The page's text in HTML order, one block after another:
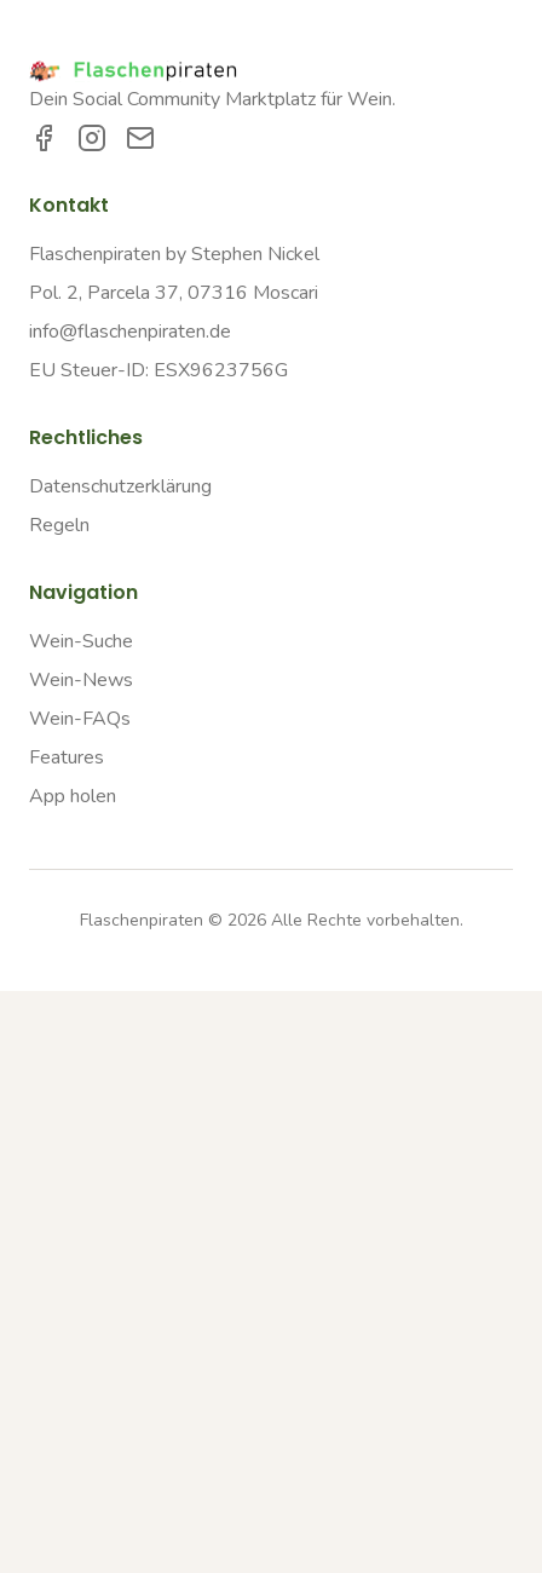
Dein Social Community Marktplatz für Wein.
Kontakt
Flaschenpiraten by Stephen Nickel
Pol. 2, Parcela 37, 07316 Moscari
info@flaschenpiraten.de
EU Steuer-ID: ESX9623756G
Rechtliches
Datenschutzerklärung
Regeln
Navigation
Wein-Suche
Wein-News
Wein-FAQs
Features
App holen
Flaschenpiraten © 2026Alle Rechte vorbehalten.